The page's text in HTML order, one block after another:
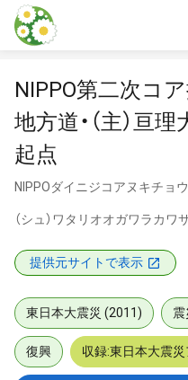
本文に飛ぶ
NIPPO第二次コ
地方道・（主）亘
起点
NIPPOダイニジコアヌキチョ
（シュ）ワタリオオガワラカワ
提供元サイトで表示
東日本大震災 (2011) 震
復興 収録:東日本大震